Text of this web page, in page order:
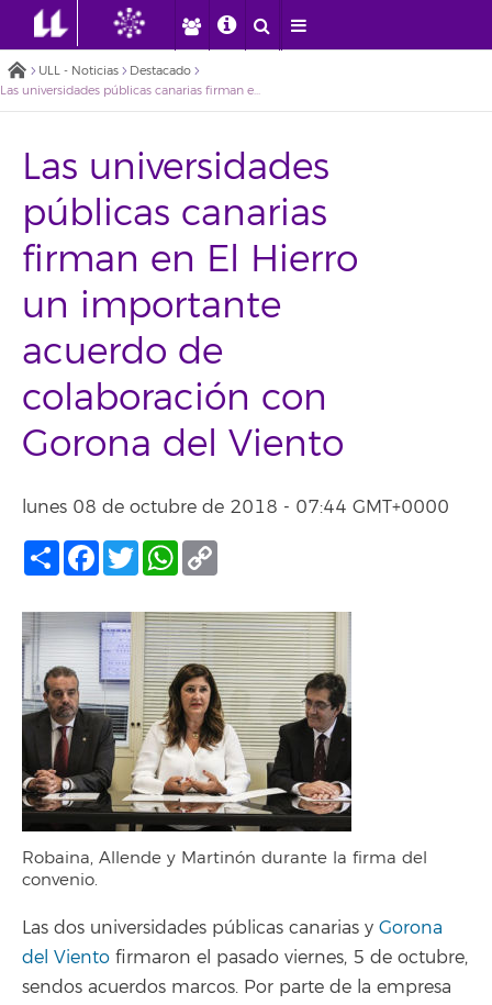
ULL - Noticias
Destacado
Las universidades públicas canarias firman en El Hierro un importante acuerdo de colaboración con Gorona del Viento
Las universidades
públicas canarias
firman en El Hierro
un importante
acuerdo de
colaboración con
Gorona del Viento
lunes 08 de octubre de 2018 - 07:44 GMT+0000
Compartir
Facebook
TwitterWhatsApp
Robaina, Allende y Martinón durante la firma del
convenio.
Las dos universidades públicas canarias y Gorona
del Viento firmaron el pasado viernes, 5 de octubre,
sendos acuerdos marcos. Por parte de la empresa